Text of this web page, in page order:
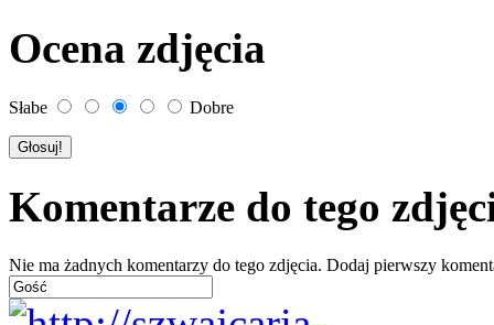
Ocena zdjęcia
Słabe Dobre
Komentarze do tego
Nie ma żadnych komentarzy do tego zdjęcia. Dodaj pierwszy